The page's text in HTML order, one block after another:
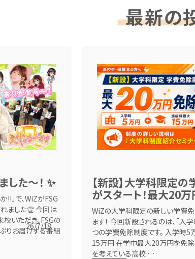
最新の
した〜！ ✨
!!」で、WiZがFSG
ました👏 今回は
校いただき、FSGの
りお届けする番組
26/7/18
【新設】大学科限定
がスタート！最大20
WiZの大学科限定の新しい学費
ます！ 今回新設されるのは、「入学
つの学費免除制度です。 入学時
15万円 在学中最大20万円を免除
を考えている高校 …